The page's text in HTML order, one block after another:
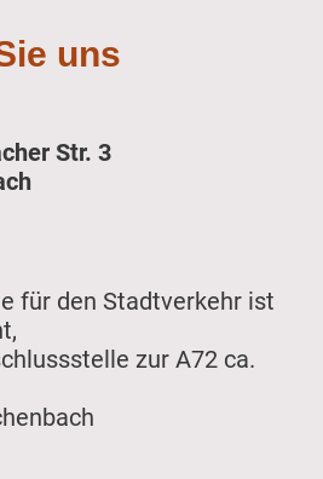
uns
Str. 3
für den Stadtverkehr ist
zur A72 ca.